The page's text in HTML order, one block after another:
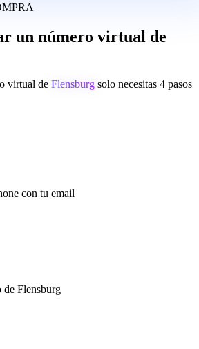
un número virtual de
virtual de Flensburg solo necesitas 4 pasos
con tu email
Flensburg